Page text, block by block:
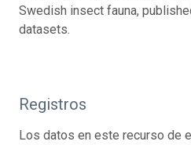
Swedish insect fauna,
datasets.
Registros
Los datos en este recurso de